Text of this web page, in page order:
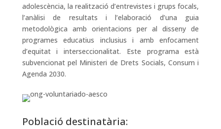
adolescència, la realització d’entrevistes i grups focals,
l’anàlisi de resultats i l’elaboració d’una guia
metodològica amb orientacions per al disseny de
programes educatius inclusius i amb enfocament
d’equitat i interseccionalitat. Este programa està
subvencionat pel Ministeri de Drets Socials, Consum i
Agenda 2030.
Població destinatària: